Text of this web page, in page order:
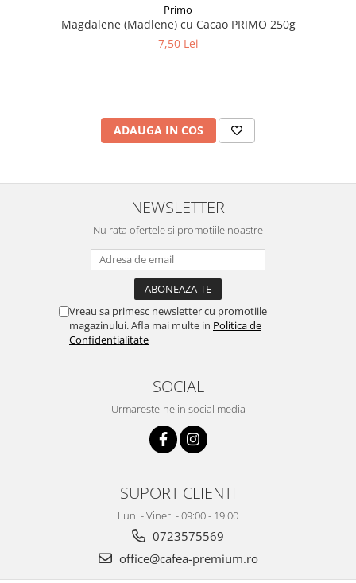
Primo
Magdalene (Madlene) cu Cacao PRIMO 250g
7,50 Lei
ADAUGA IN COS
NEWSLETTER
Nu rata ofertele si promotiile noastre
Vreau sa primesc newsletter cu promotiile
magazinului. Afla mai multe in Politica de
Confidentialitate
SOCIAL
Urmareste-ne in social media
SUPORT CLIENTI
Luni - Vineri - 09:00 - 19:00
0723575569
office@cafea-premium.ro